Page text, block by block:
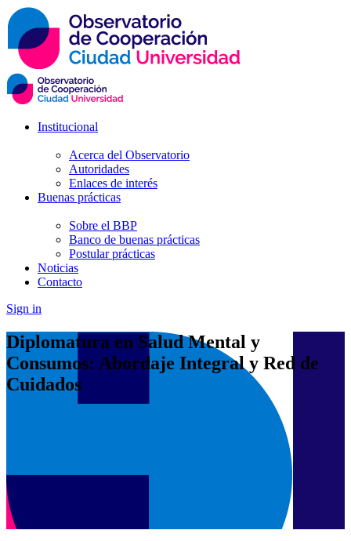
Institucional
Acerca del Observatorio
Autoridades
Enlaces de interés
Buenas prácticas
Sobre el BBP
Banco de buenas prácticas
Postular prácticas
Noticias
Contacto
Sign in
Diplomatura en Salud Mental y
Consumos: Abordaje Integral y Red de
Cuidados